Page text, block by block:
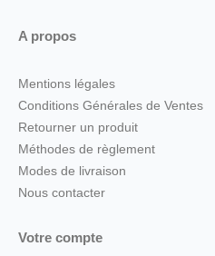
A propos
Mentions légales
Conditions Générales de Ventes
Retourner un produit
Méthodes de règlement
Modes de livraison
Nous contacter
Votre compte